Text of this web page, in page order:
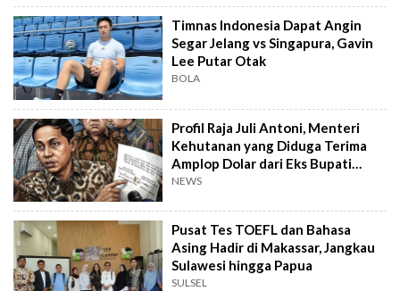
Timnas Indonesia Dapat Angin
Segar Jelang vs Singapura, Gavin
Lee Putar Otak
BOLA
Profil Raja Juli Antoni, Menteri
Kehutanan yang Diduga Terima
Amplop Dolar dari Eks Bupati
Kuansing
NEWS
Pusat Tes TOEFL dan Bahasa
Asing Hadir di Makassar, Jangkau
Sulawesi hingga Papua
SULSEL